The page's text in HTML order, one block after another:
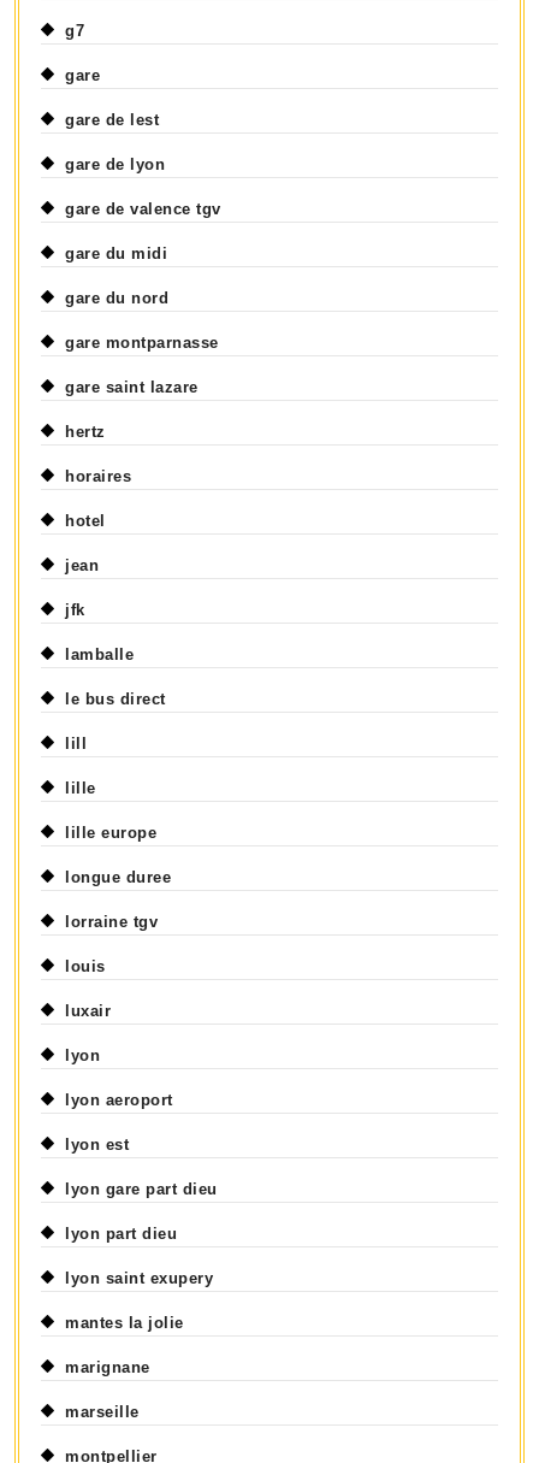
g7
gare
gare de lest
gare de lyon
gare de valence tgv
gare du midi
gare du nord
gare montparnasse
gare saint lazare
hertz
horaires
hotel
jean
jfk
lamballe
le bus direct
lill
lille
lille europe
longue duree
lorraine tgv
louis
luxair
lyon
lyon aeroport
lyon est
lyon gare part dieu
lyon part dieu
lyon saint exupery
mantes la jolie
marignane
marseille
montpellier